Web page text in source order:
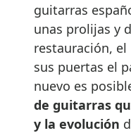
guitarras
unas prolijas y
restauración,
sus puertas el
nuevo es
de guitarras
y la evolución